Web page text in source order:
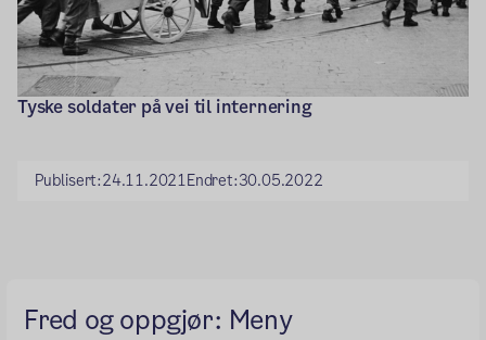
Tyske soldater på vei til internering
Publisert:24.11.2021Endret:30.05.2022
Fred og oppgjør: Meny